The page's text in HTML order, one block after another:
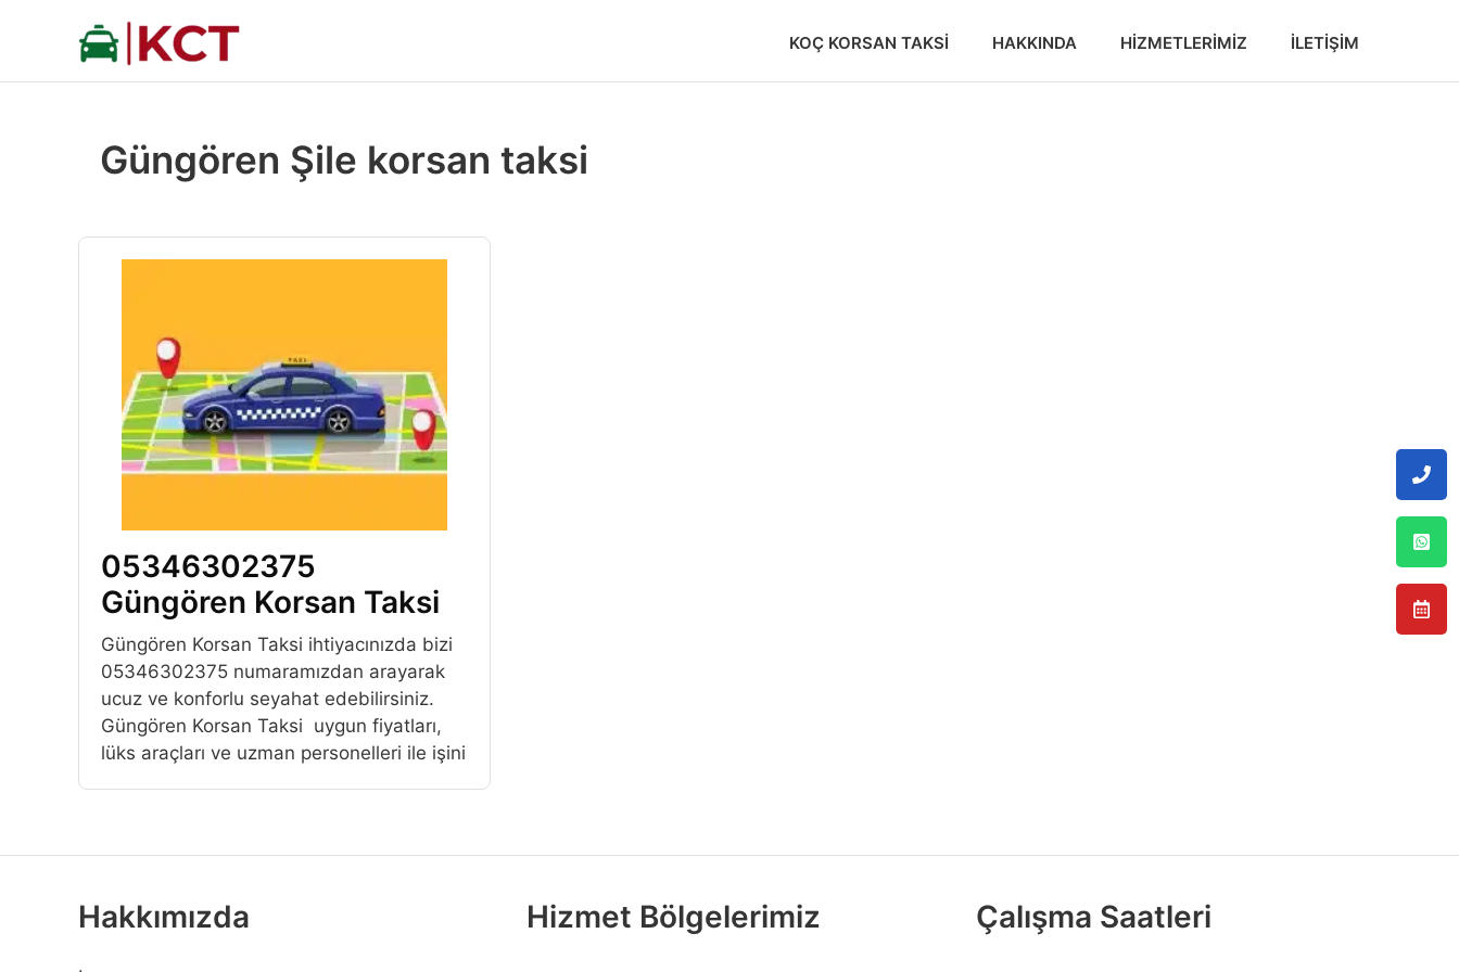
KOÇ KORSAN TAKSI HAKKINDA HIZMETLERIMIZ İLETIŞIM
Güngören Şile korsan taksi
05346302375
Güngören Korsan Taksi
Güngören Korsan Taksi ihtiyacınızda bizi
05346302375 numaramızdan arayarak
ucuz ve konforlu seyahat edebilirsiniz.
Güngören Korsan Taksi uygun fiyatları,
lüks araçları ve uzman personelleri ile işini
Hakkımızda Hizmet Bölgelerimiz Çalışma Saatleri